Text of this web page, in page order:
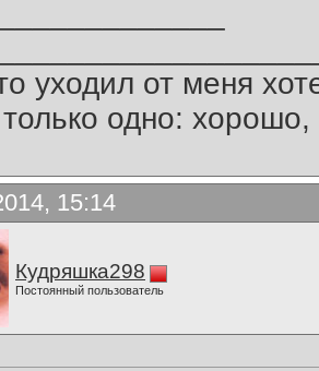
уходил от меня
одно:
15:14
Кудряшка298
Постоянный пользователь